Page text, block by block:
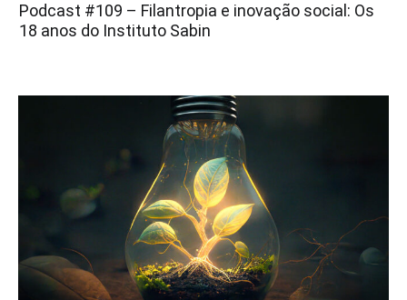
Podcast #109 – Filantropia e inovação social: Os
18 anos do Instituto Sabin